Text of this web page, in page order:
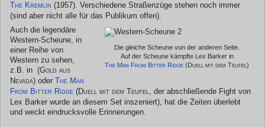
The Kremlin (1957). Verschiedene Straßenzüge stehen noch immer
(sind aber nicht alle für das Publikum offen).
Die gleiche Scheune von der anderen Seite.
Auf der Scheune kämpfte Lex Barker in
The Man From Bitter Ridge (Duell mit dem Teufel)
Auch die legendäre
Western-Scheune, in
einer Reihe von
Western zu sehen,
z.B. in (Gold aus
Nevada) oder The Man
From Bitter Ridge (Duell mit dem Teufel
, der abschließende Fight von
Lex Barker wurde an diesem Set inszeniert), hat die Zeiten überlebt
und weckt eindrucksvolle Erinnerungen.